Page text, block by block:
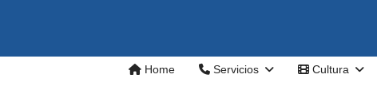
Home Servicios Cultura